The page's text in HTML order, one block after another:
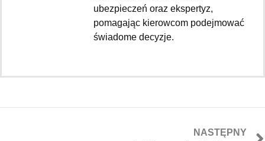
ubezpieczeń oraz ekspertyz,
pomagając kierowcom podejmować
świadome decyzje.
NASTĘPNY